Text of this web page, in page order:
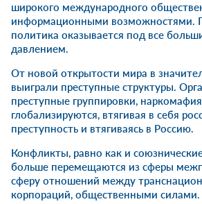
широкого международного
информационными возможностями.
политика оказывается под все
давлением.
От новой открытости мира в
выиграли преступные структуры.
преступные группировки,
глобализируются, втягивая в себя
преступность и втягиваясь в Россию.
Конфликты, равно как и
больше перемещаются из сферы
сферу отношений между
корпораций, общественными силами.